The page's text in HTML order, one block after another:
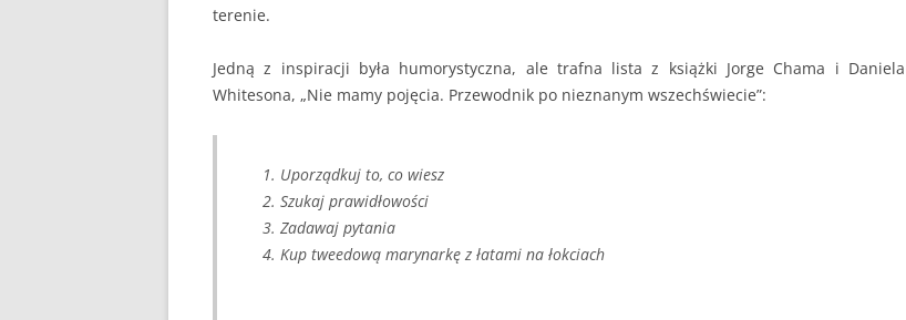
terenie.
Jedną z inspiracji była humorystyczna, ale trafna lista z książki Jorge Chama i Daniela
Whitesona, „Nie mamy pojęcia. Przewodnik po nieznanym wszechświecie”:
Uporządkuj to, co wiesz
Szukaj prawidłowości
Zadawaj pytania
Kup tweedową marynarkę z łatami na łokciach